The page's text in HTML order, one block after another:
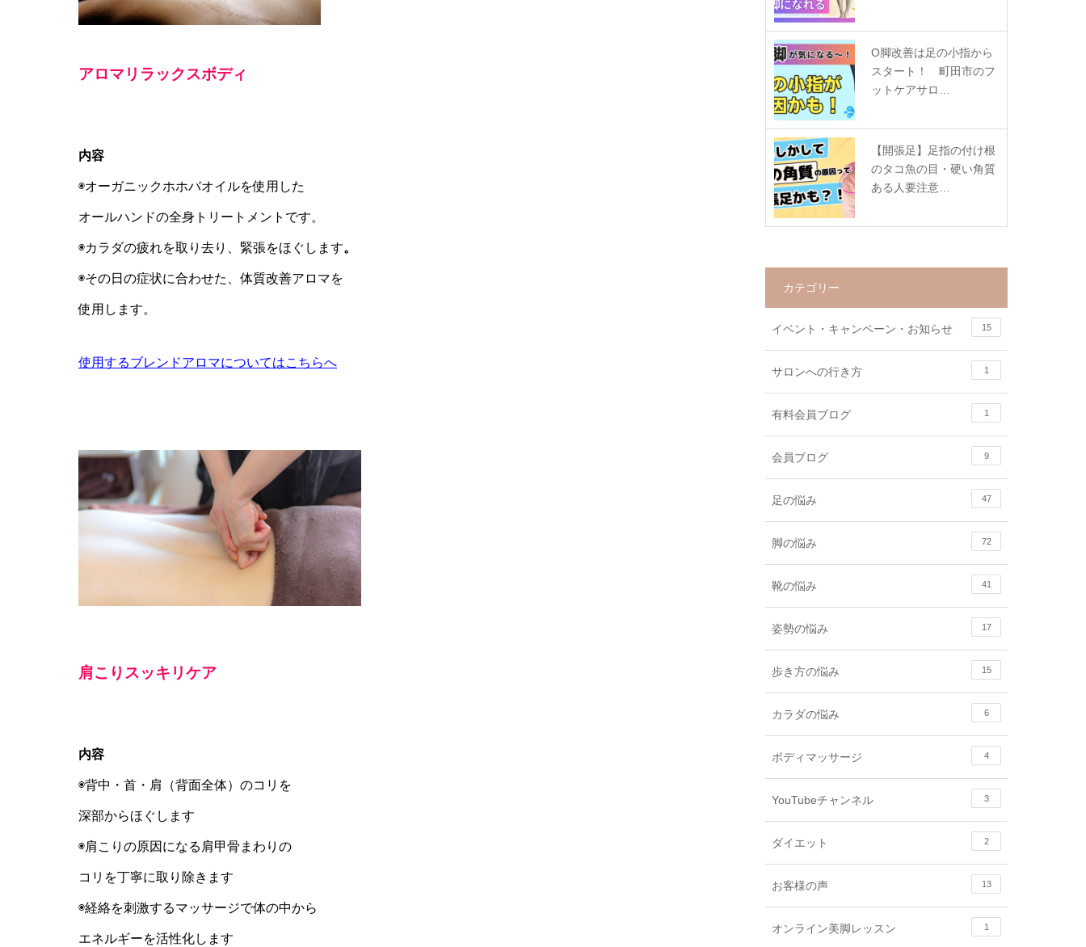
アロマリラックスボディ
内容
◉オーガニックホホバオイルを使用した
オールハンドの全身トリートメントです。
◉カラダの疲れを取り去り、緊張をほぐします。
◉その日の症状に合わせた、体質改善アロマを
使用します。
使用するブレンドアロマについてはこちらへ
肩こりスッキリケア
内容
◉背中・首・肩（背面全体）のコリを
深部からほぐします
◉肩こりの原因になる肩甲骨まわりの
コリを丁寧に取り除きます
◉経絡を刺激するマッサージで体の中から
エネルギーを活性化します
O脚改善は足の小指から
スタート！ 町田市のフ
ットケアサロ…
【開張足】足指の付け根
のタコ魚の目・硬い角質
ある人要注意…
カテゴリー
イベント・キャンペーン・お知らせ 15
サロンへの行き方 1
有料会員ブログ 1
会員ブログ 9
足の悩み 47
脚の悩み 72
靴の悩み 41
姿勢の悩み 17
歩き方の悩み 15
カラダの悩み 6
ボディマッサージ 4
YouTubeチャンネル 3
ダイエット 2
お客様の声 13
オンライン美脚レッスン 1